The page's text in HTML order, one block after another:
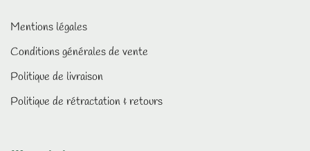
Mentions légales
Conditions générales de vente
Politique de livraison
Politique de rétractation & retours